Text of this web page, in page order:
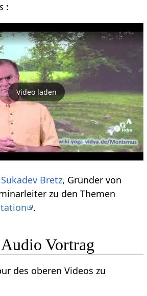
:
Video laden
Sukadev Bretz, Gründer von
zu den Themen
.
Vortrag
des oberen Videos zu